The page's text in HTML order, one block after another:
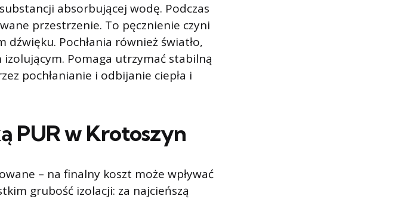
absorbującej wodę. Podczas
przestrzenie. To pęcznienie czyni
Pochłania również światło,
Pomaga utrzymać stabilną
pochłanianie i odbijanie ciepła i
PUR w Krotoszyn
– na finalny koszt może wpływać
grubość izolacji: za najcieńszą